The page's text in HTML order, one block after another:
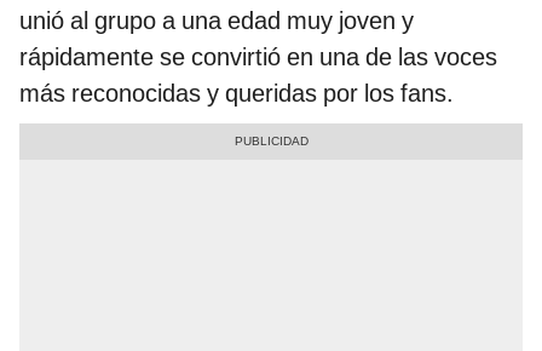
unió al grupo a una edad muy joven y
rápidamente se convirtió en una de las voces
más reconocidas y queridas por los fans.